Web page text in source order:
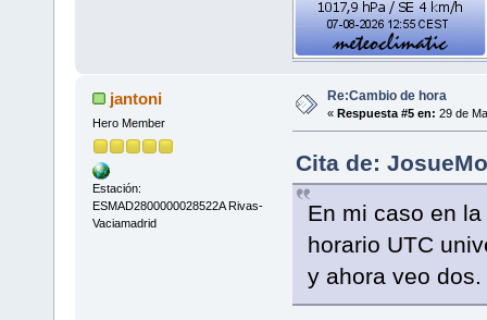
jantoni
Hero Member
Estación:
ESMAD2800000028522A Rivas-
Vaciamadrid
Re:Cambio de hora
« Respuesta #5 en: 29 de
Cita de:
En mi caso en
horario UTC
y ahora veo dos.